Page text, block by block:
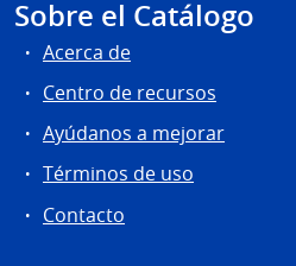
Sobre el Catálogo
Acerca de
Centro de recursos
Ayúdanos a mejorar
Términos de uso
Contacto